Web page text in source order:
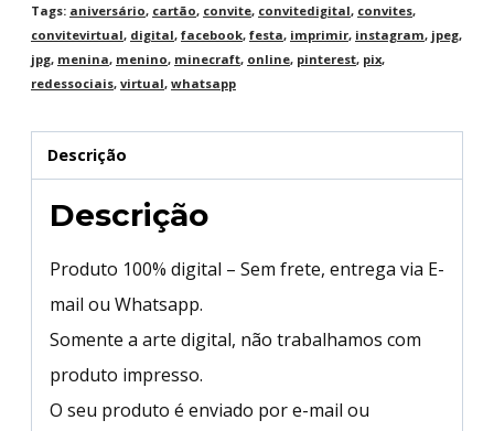
Tags: aniversário, cartão, convite, convitedigital, convites,
convitevirtual, digital, facebook, festa, imprimir, instagram, jpeg,
jpg, menina, menino, minecraft, online, pinterest, pix,
redessociais, virtual, whatsapp
Descrição
Descrição
Produto 100% digital – Sem frete, entrega via E-
mail ou Whatsapp.
Somente a arte digital, não trabalhamos com
produto impresso.
O seu produto é enviado por e-mail ou